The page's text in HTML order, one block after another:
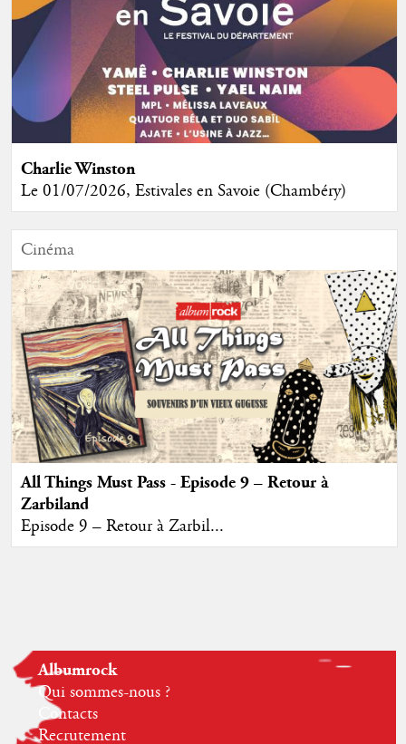
Charlie Winston
Le 01/07/2026, Estivales en Savoie (Chambéry)
Cinéma
All Things Must Pass - Episode 9 – Retour à
Zarbiland
Episode 9 – Retour à Zarbil...
Albumrock
Qui sommes-nous ?
Contacts
Recrutement